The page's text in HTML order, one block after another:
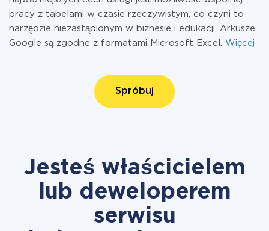
pracy z tabelami w czasie rzeczywistym, co czyni to
narzędzie niezastąpionym w biznesie i edukacji. Arkusze
Google są zgodne z formatami Microsoft Excel. Więcej
Spróbuj
Jesteś właścicielem
lub deweloperem
serwisu